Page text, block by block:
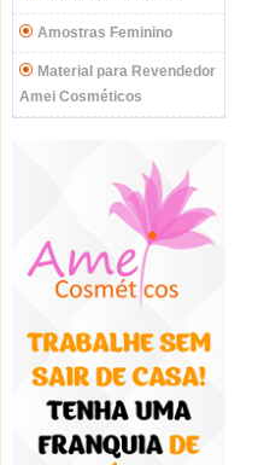
Amostras Feminino
Material para Revendedor
Amei Cosméticos